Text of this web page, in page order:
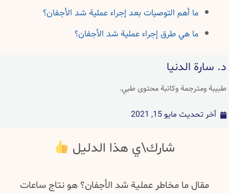
ما أهم التوصيات بعد إجراء عملية شد الأجفان؟
ما هي طرق إجراء عملية شد الأجفان؟
د. سارة الدنيا
طبيبة ومترجمة وكاتبة محتوى طبي.
أخر تحديث مايو 15, 2021
شارك\ي هذا الدليل
مقال ما مخاطر عملية شد الأجفان؟ هو نتاج ساعات